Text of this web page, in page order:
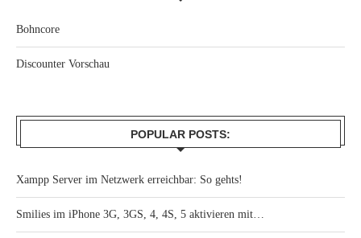
Bohncore
Discounter Vorschau
POPULAR POSTS:
Xampp Server im Netzwerk erreichbar: So gehts!
Smilies im iPhone 3G, 3GS, 4, 4S, 5 aktivieren mit…